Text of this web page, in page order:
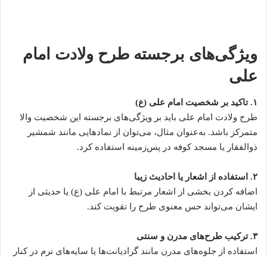
ویژگی‌های برجسته طرح ولادت امام
علی
۱.تاکید بر شخصیت امام علی (ع)
طرح ولادت امام علی باید بر ویژگی‌های برجسته این شخصیت والا
متمرکز باشد. به‌عنوان مثال، می‌توان از نمادهایی مانند شمشیر
ذوالفقار یا مسجد کوفه در پس‌زمینه استفاده کرد.
۲. استفاده از اشعار یا احادیث زیبا
اضافه کردن بخشی از اشعار مرتبط با امام علی (ع) یا حدیثی از
ایشان می‌تواند حس معنوی طرح را تقویت کند.
۳.ترکیب طرح‌های مدرن و سنتی
استفاده از جلوه‌های مدرن مانند گرادیانت‌ها یا سایه‌های نرم در کنار